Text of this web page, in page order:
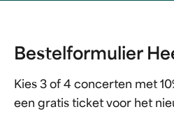
Bestelformulier
Kies 3 of 4 concerten met
een gratis ticket voor het